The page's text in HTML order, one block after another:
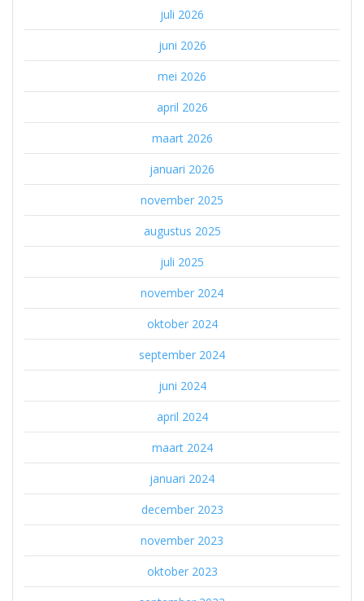
juli 2026
juni 2026
mei 2026
april 2026
maart 2026
januari 2026
november 2025
augustus 2025
juli 2025
november 2024
oktober 2024
september 2024
juni 2024
april 2024
maart 2024
januari 2024
december 2023
november 2023
oktober 2023